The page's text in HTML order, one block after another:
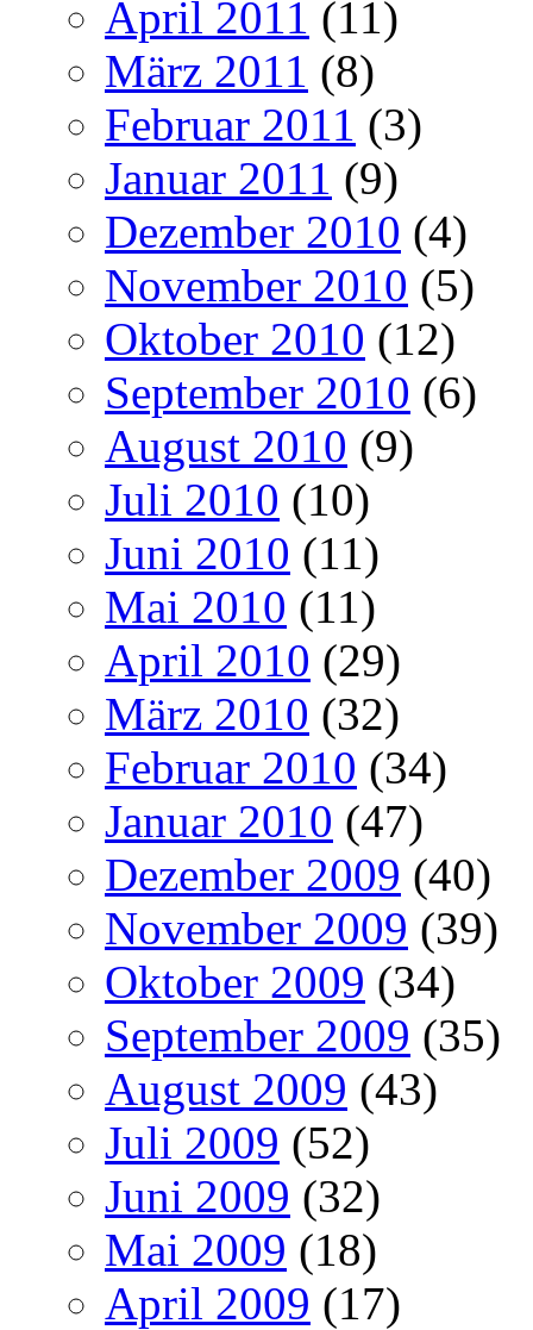
April 2011 (11)
März 2011 (8)
Februar 2011 (3)
Januar 2011 (9)
Dezember 2010 (4)
November 2010 (5)
Oktober 2010 (12)
September 2010 (6)
August 2010 (9)
Juli 2010 (10)
Juni 2010 (11)
Mai 2010 (11)
April 2010 (29)
März 2010 (32)
Februar 2010 (34)
Januar 2010 (47)
Dezember 2009 (40)
November 2009 (39)
Oktober 2009 (34)
September 2009 (35)
August 2009 (43)
Juli 2009 (52)
Juni 2009 (32)
Mai 2009 (18)
April 2009 (17)